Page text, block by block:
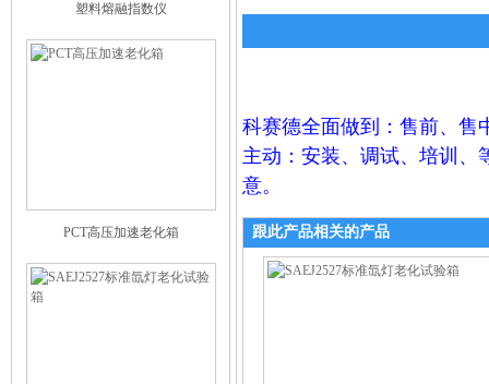
塑料熔融指数仪
PCT高压加速老化箱
科赛德全面做到：售前、售
主动：安装、调试、培训、
意。
跟此产品相关的产品